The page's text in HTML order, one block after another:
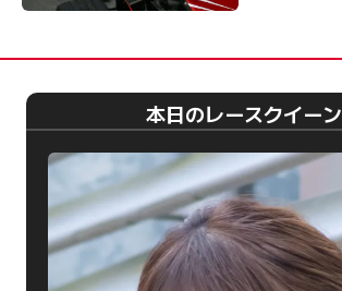
本日のレースクイーン